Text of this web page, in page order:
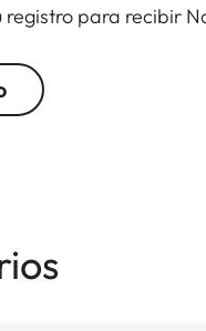
para recibir